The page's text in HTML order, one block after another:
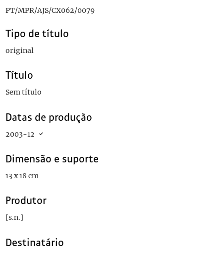
PT/MPR/AJS/CX062/0079
Tipo de título
original
Título
Sem título
Datas de produção
2003-12
Dimensão e suporte
13 x 18 cm
Produtor
[s.n.]
Destinatário